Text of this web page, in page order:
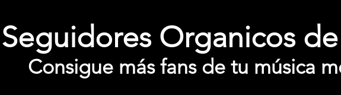
Seguidores Organicos
Consigue más fans de tu música